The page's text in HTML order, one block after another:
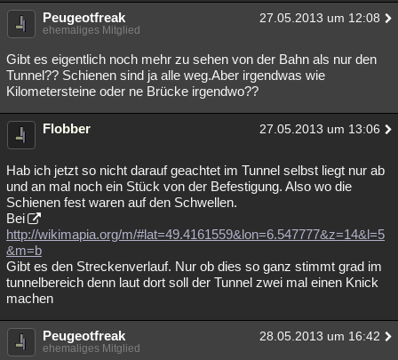
Peugeotfreak 27.05.2013 um 12:08
ehemaliges Mitglied
Gibt es eigentlich noch mehr zu sehen von der Bahn als nur den
Tunnel?? Schienen sind ja alle weg.Aber irgendwas wie
Kilometersteine oder ne Brücke irgendwo??
Flobber 27.05.2013 um 13:06
Hab ich jetzt so nicht darauf geachtet im Tunnel selbst liegt nur ab
und an mal noch ein Stück von der Befestigung. Also wo die
Schienen fest waren auf den Schwellen.
Bei
http://wikimapia.org/m/#lat=49.4161559&lon=6.547777&z=14&l=5
&m=b
Gibt es den Streckenverlauf. Nur ob dies so ganz stimmt grad im
tunnelbereich denn laut dort soll der Tunnel zwei mal einen Knick
machen
Peugeotfreak 28.05.2013 um 16:42
ehemaliges Mitglied